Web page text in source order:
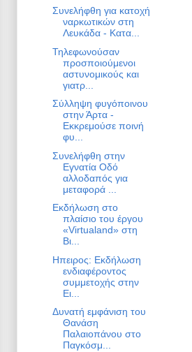
Συνελήφθη για κατοχή
ναρκωτικών στη
Λευκάδα - Κατα...
Τηλεφωνούσαν
προσποιούμενοι
αστυνομικούς και
γιατρ...
Σύλληψη φυγόποινου
στην Άρτα -
Εκκρεμούσε ποινή
φυ...
Συνελήφθη στην
Εγνατία Οδό
αλλοδαπός για
μεταφορά ...
Εκδήλωση στο
πλαίσιο του έργου
«Virtualand» στη
Βι...
Ηπειρος: Εκδήλωση
ενδιαφέροντος
συμμετοχής στην
Ει...
Δυνατή εμφάνιση του
Θανάση
Παλαιοπάνου στο
Παγκόσμ...